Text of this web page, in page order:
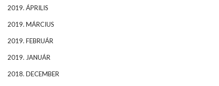
2019. ÁPRILIS
2019. MÁRCIUS
2019. FEBRUÁR
2019. JANUÁR
2018. DECEMBER